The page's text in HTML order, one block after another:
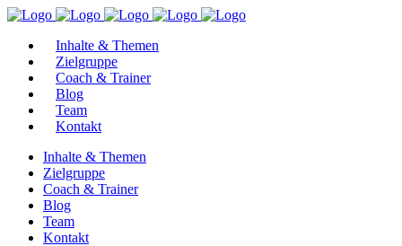
Inhalte & Themen
Zielgruppe
Coach & Trainer
Blog
Team
Kontakt
Inhalte & Themen
Zielgruppe
Coach & Trainer
Blog
Team
Kontakt